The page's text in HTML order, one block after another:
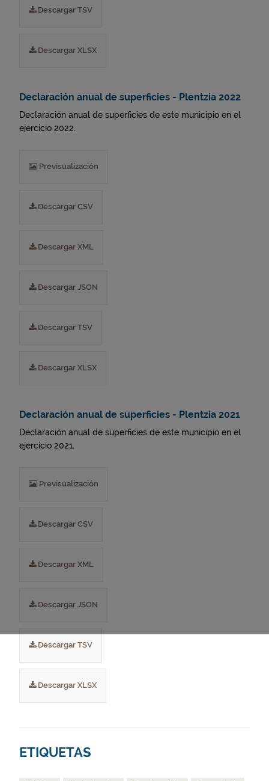
Descargar TSV
Descargar XLSX
Declaración anual de superficies - Plentzia 2022
Declaración anual de superficies de este municipio en el
ejercicio 2022.
Previsualización
Descargar CSV
Descargar XML
Descargar JSON
Descargar TSV
Descargar XLSX
Declaración anual de superficies - Plentzia 2021
Declaración anual de superficies de este municipio en el
ejercicio 2021.
Previsualización
Descargar CSV
Descargar XML
Descargar JSON
Descargar TSV
Descargar XLSX
ETIQUETAS